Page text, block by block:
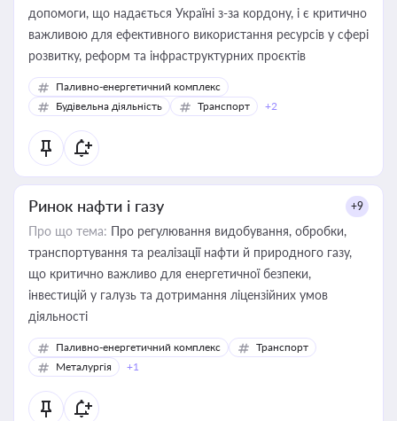
допомоги, що надається Україні з-за кордону, і є критично
важливою для ефективного використання ресурсів у сфері
розвитку, реформ та інфраструктурних проєктів
Паливно-енергетичний комплекс
Будівельна діяльність
Транспорт +2
Ринок нафти і газу +9
Про що тема: Про регулювання видобування, обробки,
транспортування та реалізації нафти й природного газу,
що критично важливо для енергетичної безпеки,
інвестицій у галузь та дотримання ліцензійних умов
діяльності
Паливно-енергетичний комплекс
Транспорт
Металургія
+1